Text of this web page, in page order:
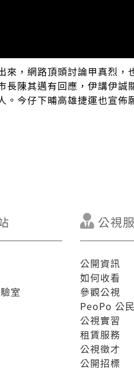
，網路頂頭討論甲真烈，
陳其邁有回應，伊講伊誠
今仔下晡高雄捷運也宣佈
室
公視
公開資訊
如何收看
參觀公視
PeoPo 公
公視實習
租賃服務
公視徵才
公開招標